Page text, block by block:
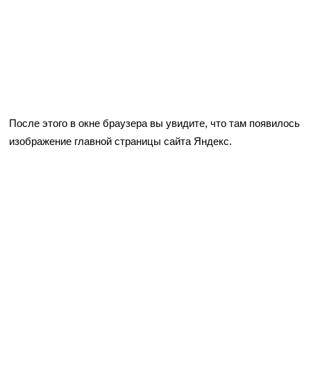
После этого в окне браузера вы увидите, что там появилось
изображение главной страницы сайта Яндекс.